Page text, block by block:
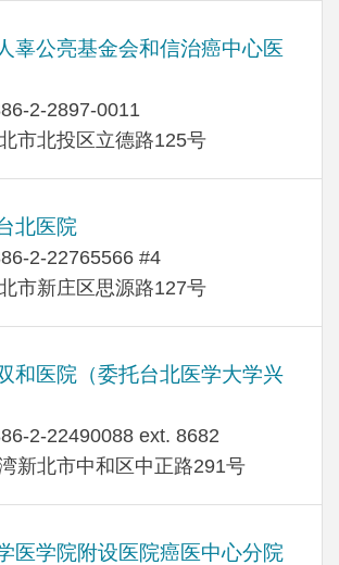
辜公亮基金会和信治癌中心医
2-2897-0011
市北投区立德路125号
北医院
2-22765566 #4
市新庄区思源路127号
和医院（委托台北医学大学兴
2-22490088 ext. 8682
新北市中和区中正路291号
医学院附设医院癌医中心分院